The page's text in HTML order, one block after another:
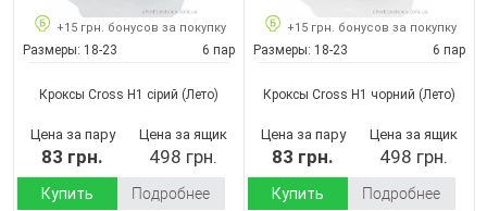
+15 грн. бонусов за покупку
Размеры: 18-23 6 пар
Кроксы Cross H1 сірий (Лето)
Цена за пару
83 грн.
Цена за ящик
498 грн.
Купить Подробнее
+15 грн. бонусов за покупку
Размеры: 18-23 6 пар
Кроксы Cross H1 чорний (Лето)
Цена за пару
83 грн.
Цена за ящик
498 грн.
Купить Подробнее